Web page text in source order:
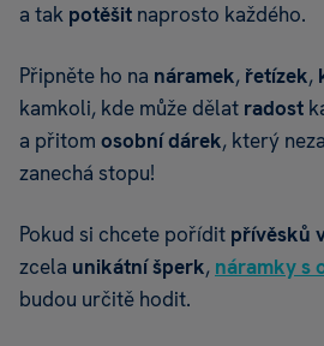
a tak potěšit naprosto každého.
Připněte ho na náramek, řetízek,
kamkoli, kde může dělat radost
a přitom osobní dárek, který
zanechá stopu!
Pokud si chcete pořídit přívěsků
zcela unikátní šperk, náramky s
budou určitě hodit.